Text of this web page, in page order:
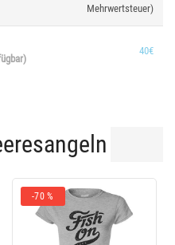
Mehrwertsteuer)
40€